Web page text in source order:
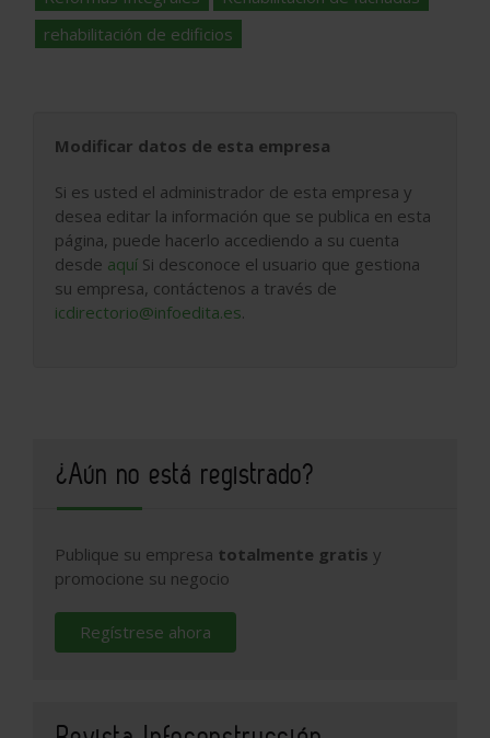
rehabilitación de edificios
Modificar datos de esta empresa
Si es usted el administrador de esta empresa y
desea editar la información que se publica en esta
página, puede hacerlo accediendo a su cuenta
desde aquí Si desconoce el usuario que gestiona
su empresa, contáctenos a través de
icdirectorio@infoedita.es.
¿Aún no está registrado?
Publique su empresa totalmente gratis y
promocione su negocio
Regístrese ahora